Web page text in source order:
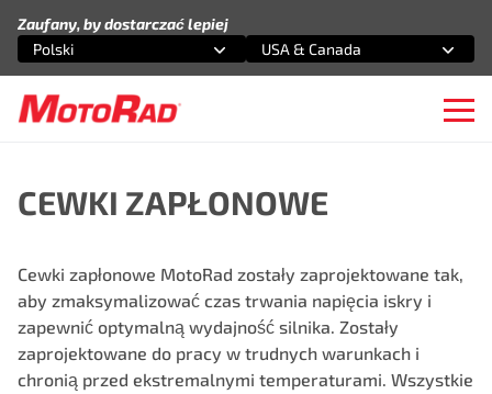
Zaufany, by dostarczać lepiej
Wybierz opcję
Polski
Wybierz opcję
USA & Canada
CEWKI ZAPŁONOWE
Cewki zapłonowe MotoRad zostały zaprojektowane tak,
aby zmaksymalizować czas trwania napięcia iskry i
zapewnić optymalną wydajność silnika. Zostały
zaprojektowane do pracy w trudnych warunkach i
chronią przed ekstremalnymi temperaturami. Wszystkie